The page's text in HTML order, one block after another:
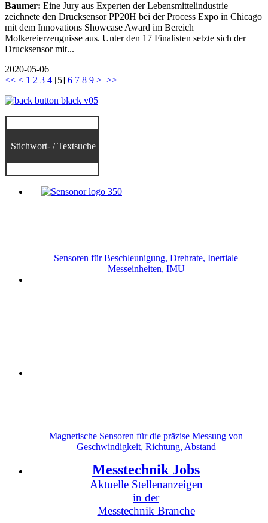
Baumer: Eine Jury aus Experten der Lebensmittelindustrie
zeichnete den Drucksensor PP20H bei der Process Expo in Chicago
mit dem Innovations Showcase Award im Bereich
Molkereierzeugnisse aus. Unter den 17 Finalisten setzte sich der
Drucksensor mit...
2020-05-06
<< < 1 2 3 4 [5] 6 7 8 9 > >>
Stichwort- / Textsuche
Sensoren für Beschleunigung, Drehrate, Inertiale
Messeinheiten, IMU
Magnetische Sensoren für die präzise Messung von
Geschwindigkeit, Richtung, Abstand
Messtechnik Jobs
Aktuelle Stellenanzeigen
in der
Messtechnik Branche